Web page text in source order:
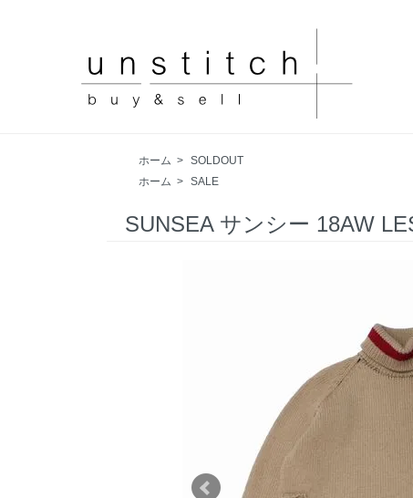
ホーム > SOLDOUT
ホーム > SALE
SUNSEA サンシー 18AW